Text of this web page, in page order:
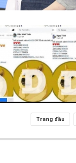
Trang đầu